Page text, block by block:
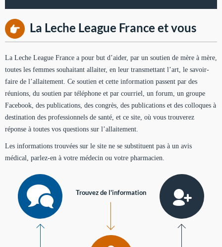
La Leche League France et vous
La Leche League France a pour but d’aider, par un soutien de mère à mère,
toutes les femmes souhaitant allaiter, en leur transmettant l’art, le savoir-
faire de l’allaitement. Ce soutien et cette information passent par des
réunions, du soutien par téléphone et par courriel, un forum, un groupe
Facebook, des publications, des congrès, des publications et des colloques à
destination des professionnels de santé, et ce site, où vous trouverez
réponse à toutes vos questions sur l’allaitement.
Les informations trouvées sur le site ne se substituent pas à un avis
médical, parlez-en à votre médecin ou votre pharmacien.
Trouvez de l'information